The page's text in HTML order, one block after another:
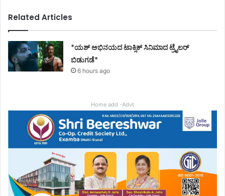
Related Articles
*ಯಶ್ ಅಭಿನಯದ ಟಾಕ್ಸಿಕ್ ಸಿನಿಮಾದ ಟ್ರೈಲರ್
ಬಿಡುಗಡೆ*
6 hours ago
Home add -Advt